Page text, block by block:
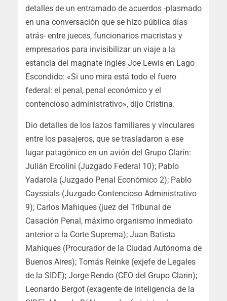
detalles de un entramado de acuerdos -plasmado
en una conversación que se hizo pública días
atrás- entre jueces, funcionarios macristas y
empresarios para invisibilizar un viaje a la
estancia del magnate inglés Joe Lewis en Lago
Escondido: «Si uno mira está todo el fuero
federal: el penal, penal económico y el
contencioso administrativo», dijo Cristina.
Dio detalles de los lazos familiares y vinculares
entre los pasajeros, que se trasladaron a ese
lugar patagónico en un avión del Grupo Clarín:
Julián Ercolini (Juzgado Federal 10); Pablo
Yadarola (Juzgado Penal Económico 2); Pablo
Cayssials (Juzgado Contencioso Administrativo
9); Carlos Mahiques (juez del Tribunal de
Casación Penal, máximo organismo inmediato
anterior a la Corte Suprema); Juan Batista
Mahiques (Procurador de la Ciudad Autónoma de
Buenos Aires); Tomás Reinke (exjefe de Legales
de la SIDE); Jorge Rendo (CEO del Grupo Clarin);
Leonardo Bergot (exagente de inteligencia de la